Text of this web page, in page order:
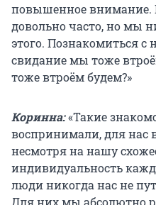
повышенное внимание.
довольно часто, но мы
этого. Познакомиться с
свидание мы тоже
тоже втроём будем?»
Коринна:«Такие
воспринимали, для нас
несмотря на нашу
индивидуальность
люди никогда нас не
Для них мы абсолютно